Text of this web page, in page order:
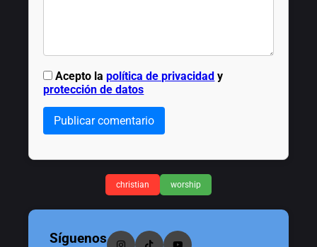
Acepto lapolítica de privacidad y
protección de datos
Publicar comentario
christian worship
Síguenos